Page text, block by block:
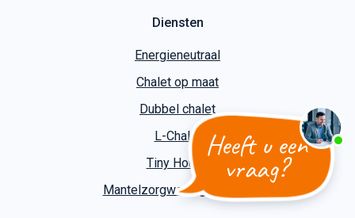
Heeft u een
vraag?
Diensten
Energieneutraal
Chalet op maat
Dubbel chalet
L-Chalet
Tiny House
Mantelzorgwoning bouwen